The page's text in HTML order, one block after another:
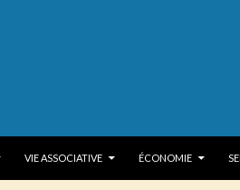
VIE ASSOCIATIVE ÉCONOMIE